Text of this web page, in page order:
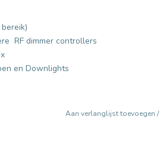
RF dimmer controllers
en Downlights
Aan verlanglijst toevoegen /